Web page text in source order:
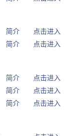
点击进入
简介
点击进入
简介
点击进入
简介
点击进入
简介
点击进入
简介